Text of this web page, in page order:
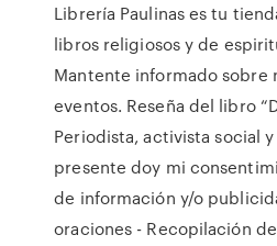
Librería Paulinas es tu
libros religiosos y de
Mantente informado sobre
eventos. Reseña del libro
Periodista, activista social
presente doy mi
de información y/o
oraciones - Recopilación